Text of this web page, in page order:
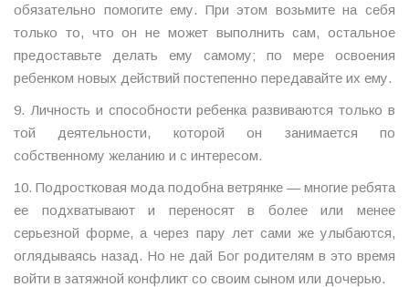
обязательно помогите ему. При этом возьмите на себя
только то, что он не может выполнить сам, остальное
предоставьте делать ему самому; по мере освоения
ребенком новых действий постепенно передавайте их ему.
9. Личность и способности ребенка развиваются только в
той деятельности, которой он занимается по
собственному желанию и с интересом.
10. Подростковая мода подобна ветрянке — многие ребята
ее подхватывают и переносят в более или менее
серьезной форме, а через пару лет сами же улыбаются,
оглядываясь назад. Но не дай Бог родителям в это время
войти в затяжной конфликт со своим сыном или дочерью.